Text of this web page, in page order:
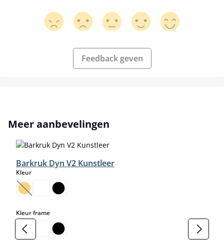
Feedback geven
Productgalerij overslaan
Meer aanbevelingen
Barkruk Dyn V2 Kunstleer
Kleurselect
(Deze optie is momenteel niet beschikbaar.)
Kleur frameselect